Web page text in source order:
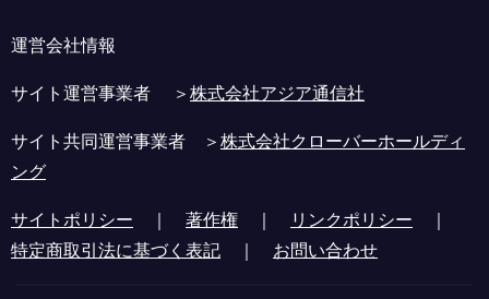
運営会社情報
サイト運営事業者 ＞株式会社アジア通信社
サイト共同運営事業者 ＞株式会社クローバーホールディ
ング
サイトポリシー ｜ 著作権 ｜ リンクポリシー ｜
特定商取引法に基づく表記 ｜ お問い合わせ